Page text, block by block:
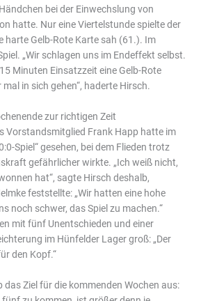
bei der Einwechslung von
hatte. Nur eine Viertelstunde spielte der
harte Gelb-Rote Karte sah (61.). Im
„Wir schlagen uns im Endeffekt selbst.
Minuten Einsatzzeit eine Gelb-Rote
in sich gehen“, haderte Hirsch.
zur richtigen Zeit
Vorstandsmitglied Frank Happ hatte im
Spiel“ gesehen, bei dem Flieden trotz
gefährlicher wirkte. „Ich weiß nicht,
hat“, sagte Hirsch deshalb,
feststellte: „Wir hatten eine hohe
noch schwer, das Spiel zu machen.“
mit fünf Unentschieden und einer
im Hünfelder Lager groß: „Der
den Kopf.“
Ziel für die kommenden Wochen aus: